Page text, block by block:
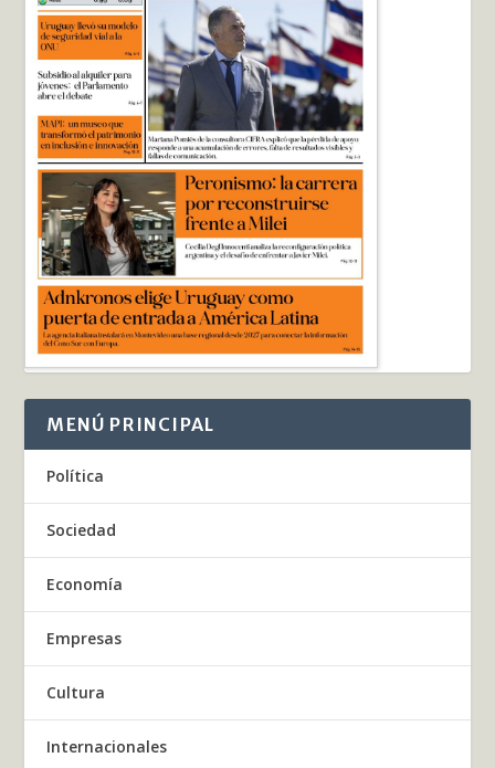
MENÚ PRINCIPAL
Política
Sociedad
Economía
Empresas
Cultura
Internacionales